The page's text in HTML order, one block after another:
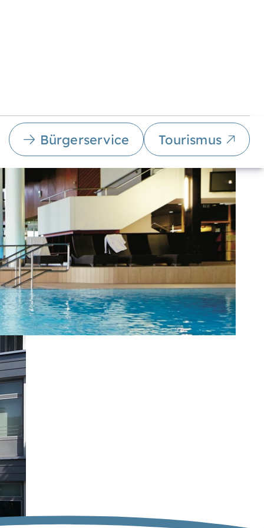
Bürgerservice Tourismus